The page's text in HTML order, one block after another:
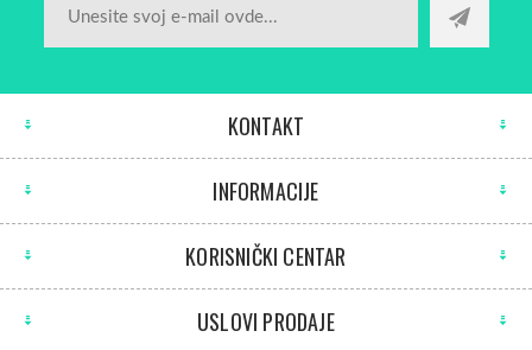
KONTAKT
INFORMACIJE
KORISNIČKI CENTAR
USLOVI PRODAJE